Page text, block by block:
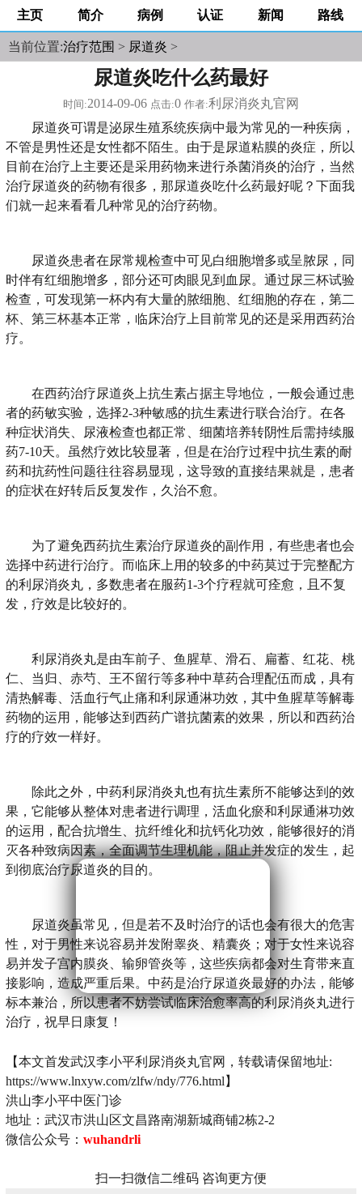
主页 简介 病例 认证 新闻 路线
当前位置:治疗范围 > 尿道炎 >
尿道炎吃什么药最好
时间:2014-09-06 点击:0 作者:利尿消炎丸官网
尿道炎可谓是泌尿生殖系统疾病中最为常见的一种疾病，
不管是男性还是女性都不陌生。由于是尿道粘膜的炎症，所以
目前在治疗上主要还是采用药物来进行杀菌消炎的治疗，当然
治疗尿道炎的药物有很多，那尿道炎吃什么药最好呢？下面我
们就一起来看看几种常见的治疗药物。
尿道炎患者在尿常规检查中可见白细胞增多或呈脓尿，同
时伴有红细胞增多，部分还可肉眼见到血尿。通过尿三杯试验
检查，可发现第一杯内有大量的脓细胞、红细胞的存在，第二
杯、第三杯基本正常，临床治疗上目前常见的还是采用西药治
疗。
在西药治疗尿道炎上抗生素占据主导地位，一般会通过患
者的药敏实验，选择2-3种敏感的抗生素进行联合治疗。在各
种症状消失、尿液检查也都正常、细菌培养转阴性后需持续服
药7-10天。虽然疗效比较显著，但是在治疗过程中抗生素的耐
药和抗药性问题往往容易显现，这导致的直接结果就是，患者
的症状在好转后反复发作，久治不愈。
为了避免西药抗生素治疗尿道炎的副作用，有些患者也会
选择中药进行治疗。而临床上用的较多的中药莫过于完整配方
的利尿消炎丸，多数患者在服药1-3个疗程就可痊愈，且不复
发，疗效是比较好的。
利尿消炎丸是由车前子、鱼腥草、滑石、扁蓄、红花、桃
仁、当归、赤芍、王不留行等多种中草药合理配伍而成，具有
清热解毒、活血行气止痛和利尿通淋功效，其中鱼腥草等解毒
药物的运用，能够达到西药广谱抗菌素的效果，所以和西药治
疗的疗效一样好。
除此之外，中药利尿消炎丸也有抗生素所不能够达到的效
果，它能够从整体对患者进行调理，活血化瘀和利尿通淋功效
的运用，配合抗增生、抗纤维化和抗钙化功效，能够很好的消
灭各种致病因素，全面调节生理机能，阻止并发症的发生，起
到彻底治疗尿道炎的目的。
尿道炎虽常见，但是若不及时治疗的话也会有很大的危害
性，对于男性来说容易并发附睾炎、精囊炎；对于女性来说容
易并发子宫内膜炎、输卵管炎等，这些疾病都会对生育带来直
接影响，造成严重后果。中药是治疗尿道炎最好的办法，能够
标本兼治，所以患者不妨尝试临床治愈率高的利尿消炎丸进行
治疗，祝早日康复！
【本文首发武汉李小平利尿消炎丸官网，转载请保留地址:
https://www.lnxyw.com/zlfw/ndy/776.html】
洪山李小平中医门诊
地址：武汉市洪山区文昌路南湖新城商铺2栋2-2
微信公众号： wuhandrli
扫一扫微信二维码 咨询更方便